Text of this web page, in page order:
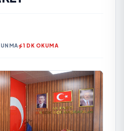
1 DK OKUMA